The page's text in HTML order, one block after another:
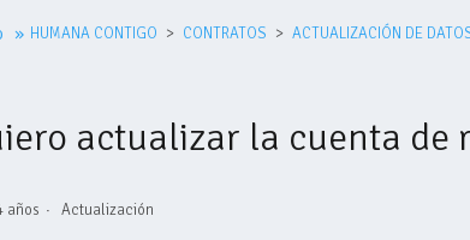
» HUMANA CONTIGO CONTRATOS ACTUALIZACIÓN DE
actualizar la cuenta de
años Actualización